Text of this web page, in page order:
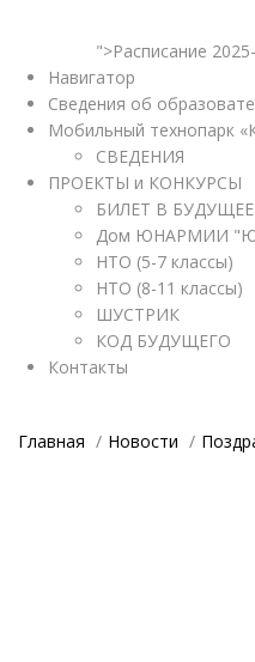
">Расписание
Навигатор
Сведения об
Мобильный технопарк
СВЕДЕНИЯ
ПРОЕКТЫ и КОНКУРСЫ
БИЛЕТ В БУДУЩЕЕ
Дом ЮНАРМИИ
НТО (5-7 классы)
НТО (8-11 классы)
ШУСТРИК
КОД БУДУЩЕГО
Контакты
Главная Новости